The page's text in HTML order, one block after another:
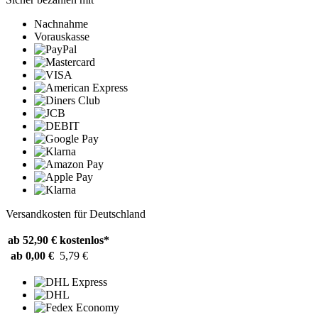
Nachnahme
Vorauskasse
Versandkosten für Deutschland
ab 52,90 € kostenlos*
ab 0,00 € 5,79 €